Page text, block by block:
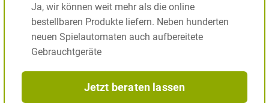
Ja, wir können weit mehr als die online
bestellbaren Produkte liefern. Neben hunderten
neuen Spielautomaten auch aufbereitete
Gebrauchtgeräte
Jetzt beraten lassen